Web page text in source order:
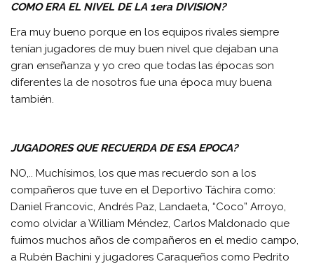
COMO ERA EL NIVEL DE LA 1era DIVISION?
Era muy bueno porque en los equipos rivales siempre
tenían jugadores de muy buen nivel que dejaban una
gran enseñanza y yo creo que todas las épocas son
diferentes la de nosotros fue una época muy buena
también.
JUGADORES QUE RECUERDA DE ESA EPOCA?
NO,.. Muchísimos, los que mas recuerdo son a los
compañeros que tuve en el Deportivo Táchira como:
Daniel Francovic, Andrés Paz, Landaeta, “Coco” Arroyo,
como olvidar a William Méndez, Carlos Maldonado que
fuimos muchos años de compañeros en el medio campo,
a Rubén Bachini y jugadores Caraqueños como Pedrito